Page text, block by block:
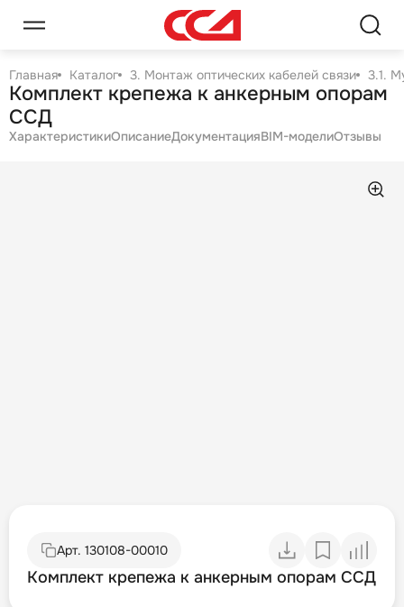
Главная Каталог 3. Монтаж оптических кабелей связи 3.1.
Комплект крепежа к анкерным опорам
ССД
ХарактеристикиОписаниеДокументацияBIM-моделиОтзывы
Арт. 130108-00010
Комплект крепежа к анкерным опорам ССД